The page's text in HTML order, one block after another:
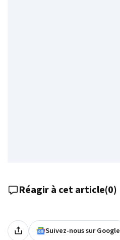
Réagir à cet article(0)
Suivez-nous sur Google